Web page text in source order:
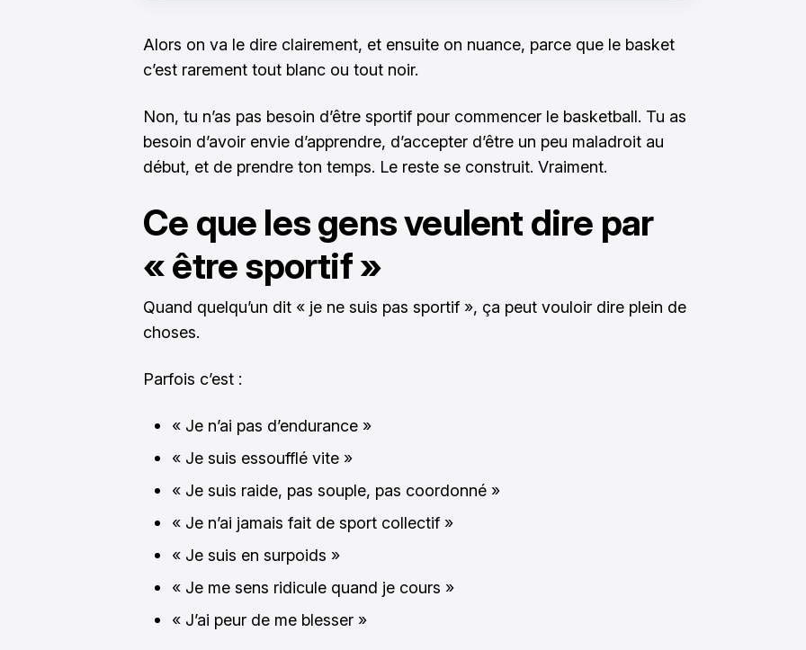
Alors on va le dire clairement, et ensuite on nuance, parce que le basket
c’est rarement tout blanc ou tout noir.
Non, tu n’as pas besoin d’être sportif pour commencer le basketball. Tu as
besoin d’avoir envie d’apprendre, d’accepter d’être un peu maladroit au
début, et de prendre ton temps. Le reste se construit. Vraiment.
Ce que les gens veulent dire par
« être sportif »
Quand quelqu’un dit « je ne suis pas sportif », ça peut vouloir dire plein de
choses.
Parfois c’est :
« Je n’ai pas d’endurance »
« Je suis essoufflé vite »
« Je suis raide, pas souple, pas coordonné »
« Je n’ai jamais fait de sport collectif »
« Je suis en surpoids »
« Je me sens ridicule quand je cours »
« J’ai peur de me blesser »